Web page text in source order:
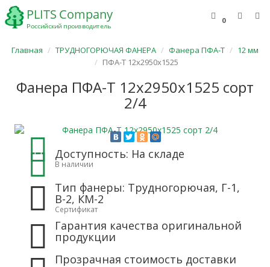
0
Главная ТРУДНОГОРЮЧАЯ ФАНЕРА Фанера ПФА-Т
12 мм
ПФА-Т 12х2950х1525
Фанера ПФА-Т 12х2950х1525 сорт
2/4
Доступность: На складе
В наличии
Тип фанеры: Трудногорючая, Г-1,
В-2, КМ-2
Сертификат
Гарантия качества оригинальной
продукции
Прозрачная стоимость доставки